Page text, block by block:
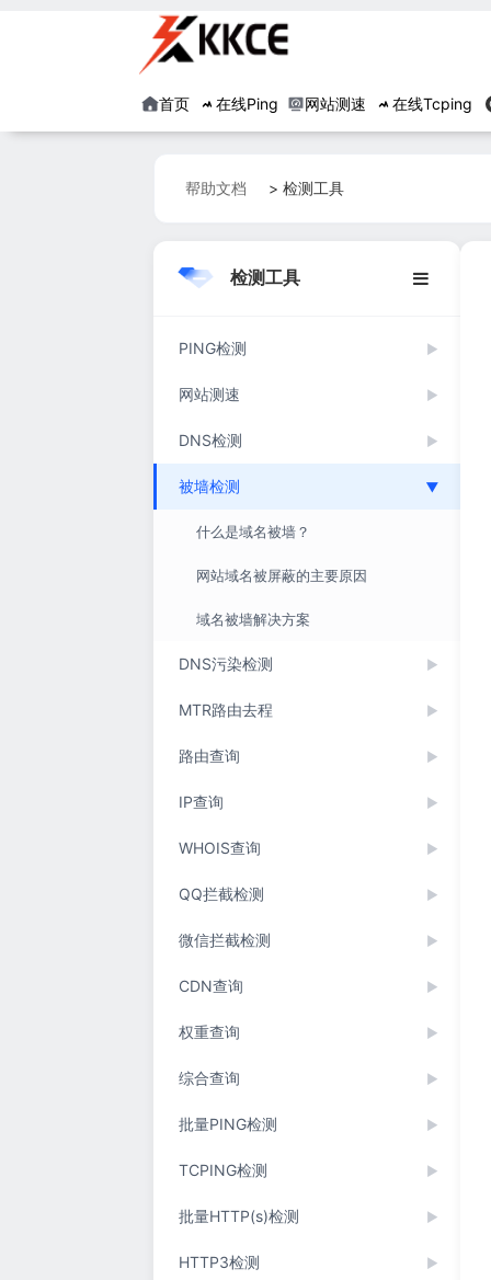
首页 在线Ping 网站测速 在线Tcping
帮助文档 > 检测工具
检测工具
PING检测 ▶
网站测速 ▶
DNS检测 ▶
被墙检测 ▶
什么是域名被墙？
网站域名被屏蔽的主要原因
域名被墙解决方案
DNS污染检测 ▶
MTR路由去程 ▶
路由查询 ▶
IP查询 ▶
WHOIS查询 ▶
QQ拦截检测 ▶
微信拦截检测 ▶
CDN查询 ▶
权重查询 ▶
综合查询 ▶
批量PING检测 ▶
TCPING检测 ▶
批量HTTP(s)检测 ▶
HTTP3检测 ▶